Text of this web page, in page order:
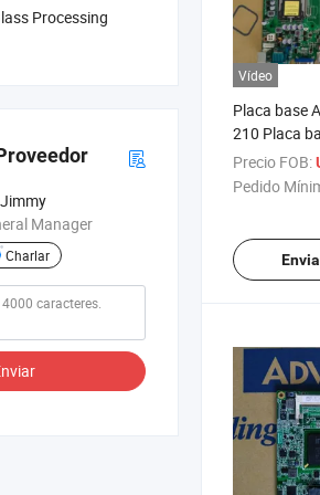
Processing
Manager
Charlar
Vídeo
Placa base
210 Placa
control
580, Aimb-
Precio FOB:
Pedido